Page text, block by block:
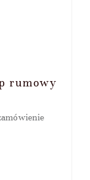
rumowy